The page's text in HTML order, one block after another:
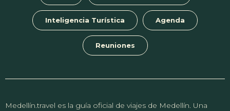
Inteligencia Turística Agenda
Reuniones
Medellín.travel es la guía oficial de viajes de Medellín. Una